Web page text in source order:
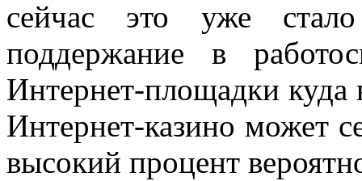
сейчас это уже
поддержание в
Интернет-площадки куда
Интернет-казино может
высокий процент